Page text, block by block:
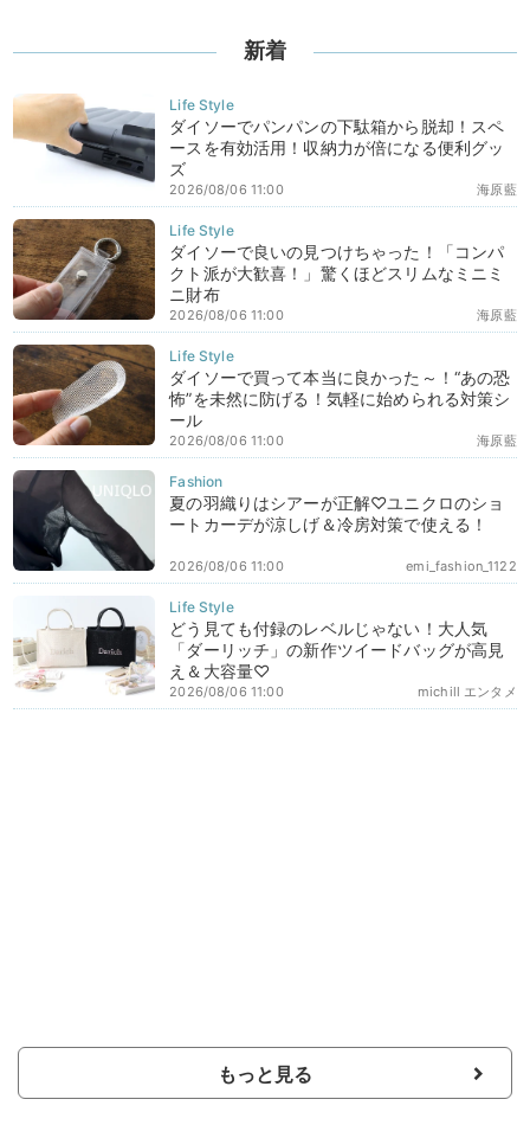
新着
ダイソーでパンパンの下駄箱から脱却！スペ
ースを有効活用！収納力が倍になる便利グッ
ズ
海原藍
2026/08/06 11:00
ダイソーで良いの見つけちゃった！「コンパ
クト派が大歓喜！」驚くほどスリムなミニミ
ニ財布
海原藍
2026/08/06 11:00
ダイソーで買って本当に良かった～！“あの恐
怖”を未然に防げる！気軽に始められる対策シ
ール
海原藍
2026/08/06 11:00
夏の羽織りはシアーが正解♡ユニクロのショ
ートカーデが涼しげ＆冷房対策で使える！
emi_fashion_1122
2026/08/06 11:00
どう見ても付録のレベルじゃない！大人気
「ダーリッチ」の新作ツイードバッグが高見
え＆大容量♡
michill エンタメ
2026/08/06 11:00
もっと見る